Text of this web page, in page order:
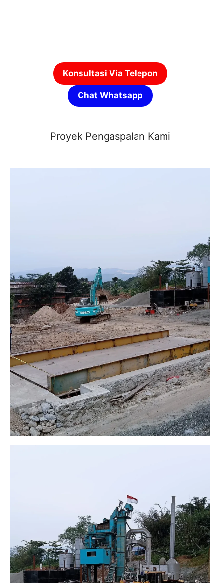
Konsultasi Via Telepon
Chat Whatsapp
Proyek Pengaspalan Kami